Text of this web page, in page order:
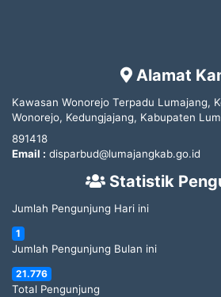
Alamat
Kawasan Wonorejo Terpadu Lumajang,
Wonorejo, Kedungjajang, Kabupaten
891418
Email : disparbud@lumajangkab.go.id
Statistik
Jumlah Pengunjung Hari ini
1
Jumlah Pengunjung Bulan ini
21.776
Total Pengunjung